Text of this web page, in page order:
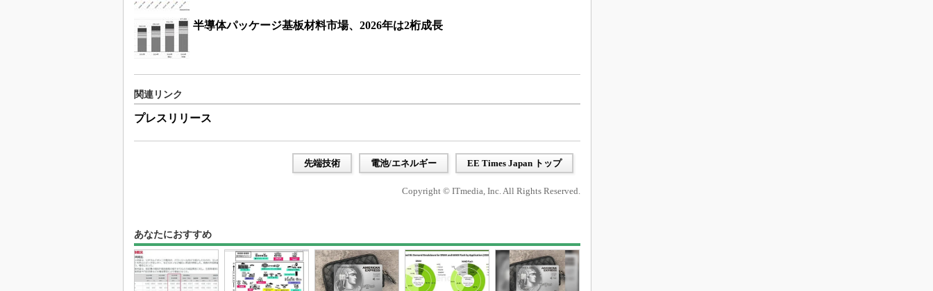
半導体パッケージ基板材料市場、2026年は2桁成長
関連リンク
プレスリリース
先端技術 電池/エネルギー EE Times Japan トップ
Copyright © ITmedia, Inc. All Rights Reserved.
あなたにおすすめ